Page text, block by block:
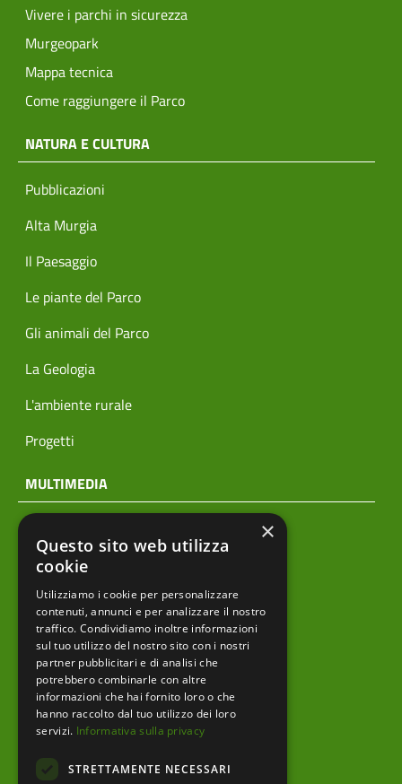
Vivere i parchi in sicurezza
Murgeopark
Mappa tecnica
Come raggiungere il Parco
NATURA E CULTURA
Pubblicazioni
Alta Murgia
Il Paesaggio
Le piante del Parco
Gli animali del Parco
La Geologia
L'ambiente rurale
Progetti
MULTIMEDIA
Archivio news
Prodotti editoriali
menu footer
Ente
Amministrazione trasparente
×
Questo sito web utilizza
cookie
Utilizziamo i cookie per personalizzare
contenuti, annunci e per analizzare il nostro
traffico. Condividiamo inoltre informazioni
sul tuo utilizzo del nostro sito con i nostri
partner pubblicitari e di analisi che
potrebbero combinarle con altre
informazioni che hai fornito loro o che
hanno raccolto dal tuo utilizzo dei loro
servizi. Informativa sulla privacy
STRETTAMENTE NECESSARI